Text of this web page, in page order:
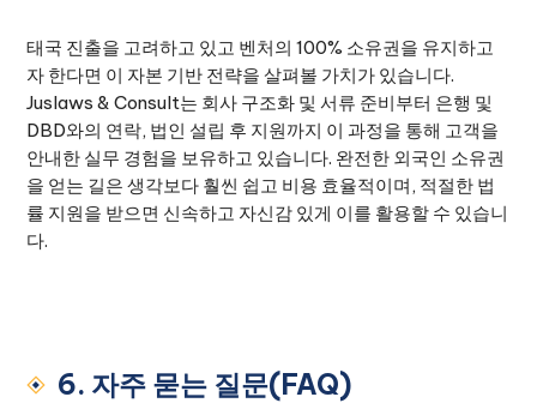
태국 진출을 고려하고 있고 벤처의 100% 소유권을 유지하고
자 한다면 이 자본 기반 전략을 살펴볼 가치가 있습니다.
Juslaws & Consult는 회사 구조화 및 서류 준비부터 은행 및
DBD와의 연락, 법인 설립 후 지원까지 이 과정을 통해 고객을
안내한 실무 경험을 보유하고 있습니다. 완전한 외국인 소유권
을 얻는 길은 생각보다 훨씬 쉽고 비용 효율적이며, 적절한 법
률 지원을 받으면 신속하고 자신감 있게 이를 활용할 수 있습니
다.
6. 자주 묻는 질문(FAQ)